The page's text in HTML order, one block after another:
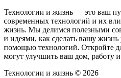
Технологии и жизнь — это ваш
современных технологий и их
жизнь. Мы делимся полезными
и идеями, как сделать вашу жизнь
помощью технологий. Откройте
могут улучшить ваш дом, работу и
Технологии и жизнь © 2026